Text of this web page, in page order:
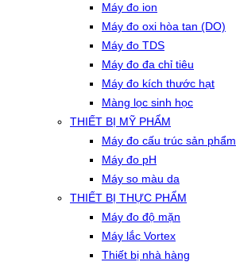
Máy đo ion
Máy đo oxi hòa tan (DO)
Máy đo TDS
Máy đo đa chỉ tiêu
Máy đo kích thước hạt
Màng lọc sinh học
THIẾT BỊ MỸ PHẨM
Máy đo cấu trúc sản phẩm
Máy đo pH
Máy so màu da
THIẾT BỊ THỰC PHẨM
Máy đo độ mặn
Máy lắc Vortex
Thiết bị nhà hàng